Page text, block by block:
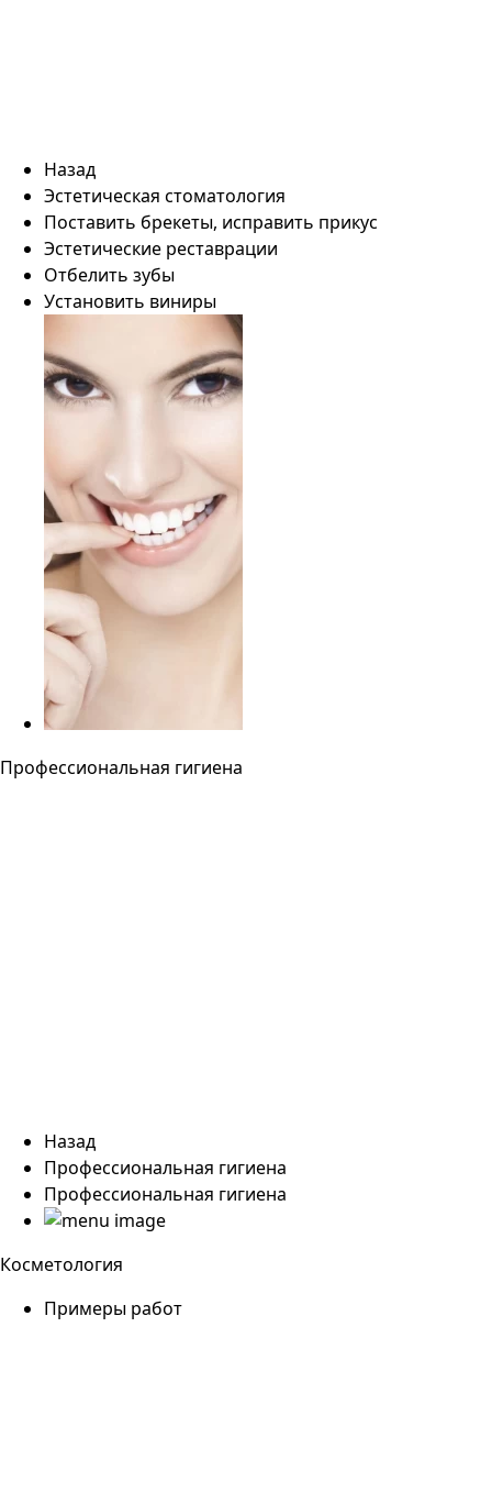
Назад
Эстетическая стоматология
Поставить брекеты, исправить прикус
Эстетические реставрации
Отбелить зубы
Установить виниры
Профессиональная гигиена
Назад
Профессиональная гигиена
Профессиональная гигиена
Косметология
Примеры работ